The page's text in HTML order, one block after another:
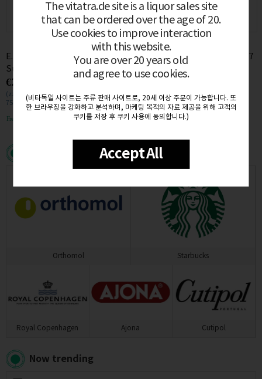
The vitatra.de site is a liquor sales site
that can be ordered over the age of 20.
Use cookies to improve interaction
with this website.
You are over 20 years old
and agree to use cookies.
(비타독일 사이트는 주류 판매 사이트로, 20세 이상 주문이 가능합니다. 또
한 브라우징을 강화하고 분석하며, 마케팅 목적의 자료 제공을 위해 고객의
쿠키를 저장 후 쿠키 사용에 동의합니다.)
Accept All
E. Pira e Figli Barbera dAlba
Superiore 2020 (BIO) 14.5%
0.75L
€28.50
(zzgl. MwSt. €5.42)
750mL / (€0.04/1mL)
Free delivery
Elvio cogno Barolo ravera 2017
14.5% 0.75L
(zzgl. MwSt. €15.39)
750mL / (€0.11/1mL)
Free delivery
Featured brands
Orthomol Starbucks
Royal Copenhagen Ajona Cutipol
Now trending